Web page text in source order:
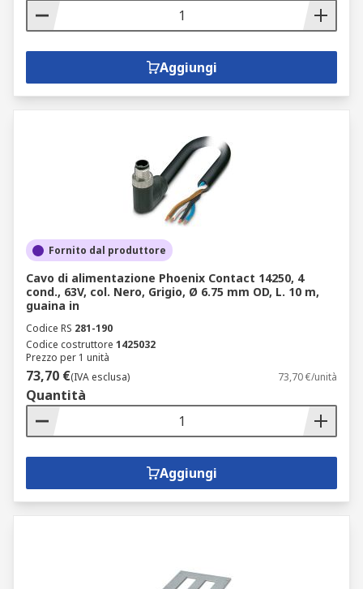
Aggiungi
Fornito dal produttore
Cavo di alimentazione Phoenix Contact 14250, 4
cond., 63V, col. Nero, Grigio, Ø 6.75 mm OD, L. 10 m,
guaina in
Codice RS 281-190
Codice costruttore 1425032
Prezzo per 1 unità
73,70 €(IVA esclusa) 73,70 €/unità
Quantità
Aggiungi